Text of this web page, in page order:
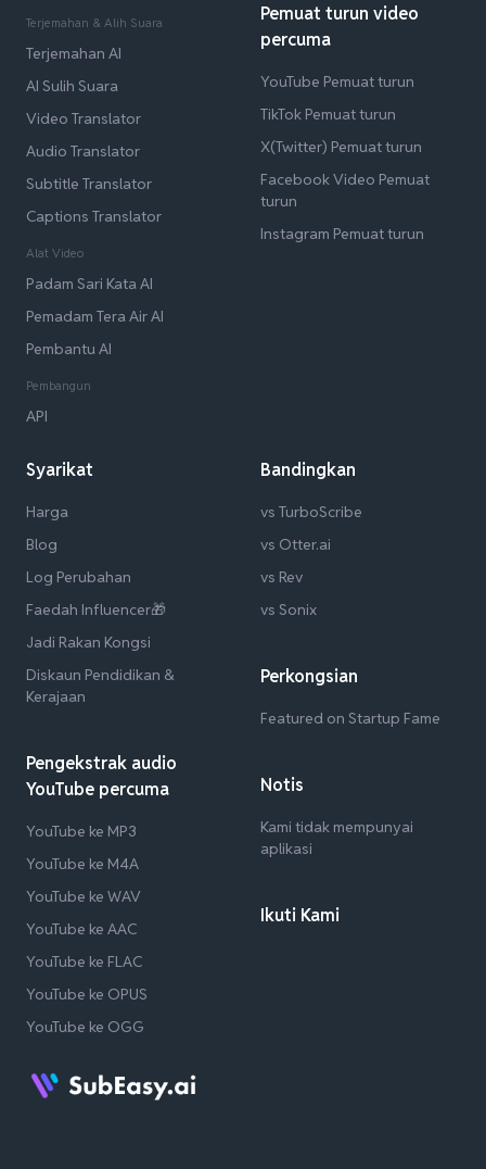
Terjemahan & Alih Suara
Terjemahan AI
AI Sulih Suara
Video Translator
Audio Translator
Subtitle Translator
Captions Translator
Alat Video
Padam Sari Kata AI
Pemadam Tera Air AI
Pembantu AI
Pembangun
API
Pemuat turun video
percuma
YouTube Pemuat turun
TikTok Pemuat turun
X(Twitter) Pemuat turun
Facebook Video Pemuat
turun
Instagram Pemuat turun
Syarikat
Harga
Blog
Log Perubahan
Faedah Influencer🎁
Jadi Rakan Kongsi
Diskaun Pendidikan &
Kerajaan
Pengekstrak audio
YouTube percuma
YouTube ke MP3
YouTube ke M4A
YouTube ke WAV
YouTube ke AAC
YouTube ke FLAC
YouTube ke OPUS
YouTube ke OGG
Bandingkan
vs TurboScribe
vs Otter.ai
vs Rev
vs Sonix
Perkongsian
Featured on Startup Fame
Notis
Kami tidak mempunyai
aplikasi
Ikuti Kami